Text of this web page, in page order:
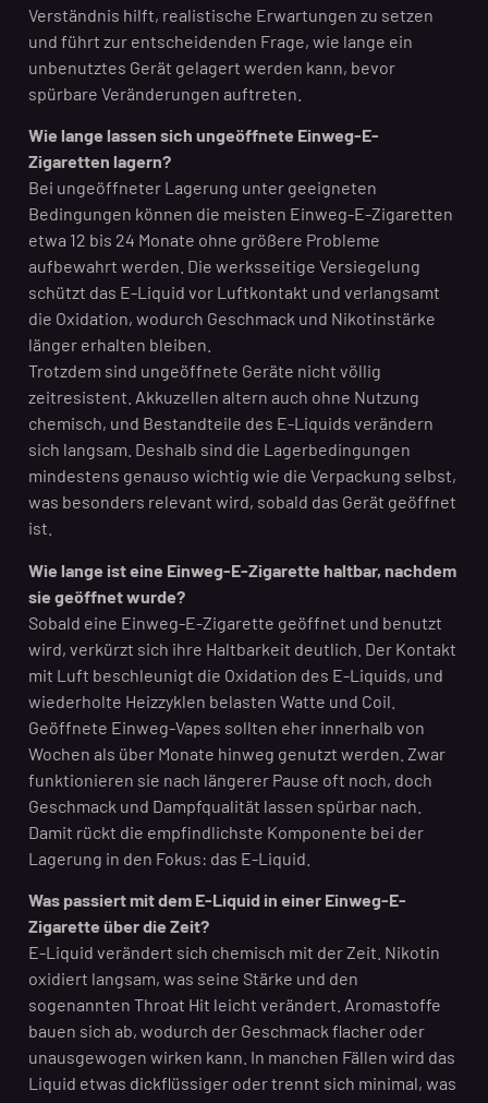
Verständnis hilft, realistische Erwartungen zu setzen
und führt zur entscheidenden Frage, wie lange ein
unbenutztes Gerät gelagert werden kann, bevor
spürbare Veränderungen auftreten.
Wie lange lassen sich ungeöffnete Einweg-E-
Zigaretten lagern?
Bei ungeöffneter Lagerung unter geeigneten
Bedingungen können die meisten Einweg-E-Zigaretten
etwa 12 bis 24 Monate ohne größere Probleme
aufbewahrt werden. Die werksseitige Versiegelung
schützt das E-Liquid vor Luftkontakt und verlangsamt
die Oxidation, wodurch Geschmack und Nikotinstärke
länger erhalten bleiben.
Trotzdem sind ungeöffnete Geräte nicht völlig
zeitresistent. Akkuzellen altern auch ohne Nutzung
chemisch, und Bestandteile des E-Liquids verändern
sich langsam. Deshalb sind die Lagerbedingungen
mindestens genauso wichtig wie die Verpackung selbst,
was besonders relevant wird, sobald das Gerät geöffnet
ist.
Wie lange ist eine Einweg-E-Zigarette haltbar, nachdem
sie geöffnet wurde?
Sobald eine Einweg-E-Zigarette geöffnet und benutzt
wird, verkürzt sich ihre Haltbarkeit deutlich. Der Kontakt
mit Luft beschleunigt die Oxidation des E-Liquids, und
wiederholte Heizzyklen belasten Watte und Coil.
Geöffnete Einweg-Vapes sollten eher innerhalb von
Wochen als über Monate hinweg genutzt werden. Zwar
funktionieren sie nach längerer Pause oft noch, doch
Geschmack und Dampfqualität lassen spürbar nach.
Damit rückt die empfindlichste Komponente bei der
Lagerung in den Fokus: das E-Liquid.
Was passiert mit dem E-Liquid in einer Einweg-E-
Zigarette über die Zeit?
E-Liquid verändert sich chemisch mit der Zeit. Nikotin
oxidiert langsam, was seine Stärke und den
sogenannten Throat Hit leicht verändert. Aromastoffe
bauen sich ab, wodurch der Geschmack flacher oder
unausgewogen wirken kann. In manchen Fällen wird das
Liquid etwas dickflüssiger oder trennt sich minimal, was